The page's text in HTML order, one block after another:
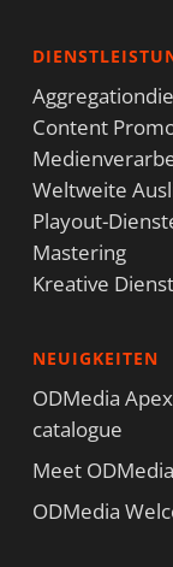
Content
Weltweite
Playout-
Mastering
Kreative
NEUIGKEITEN
ODMedia
catalogue
Meet
ODMedia